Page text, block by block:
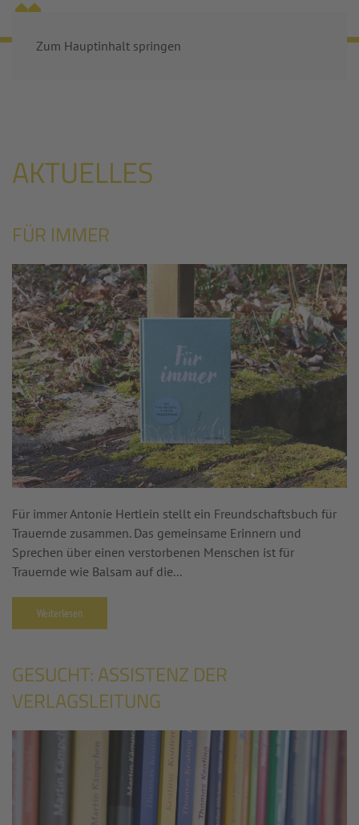
Zum Hauptinhalt springen
AKTUELLES
FÜR IMMER
Für immer Antonie Hertlein stellt ein Freundschaftsbuch für
Trauernde zusammen. Das gemeinsame Erinnern und
Sprechen über einen verstorbenen Menschen ist für
Trauernde wie Balsam auf die...
Weiterlesen
GESUCHT: ASSISTENZ DER
VERLAGSLEITUNG